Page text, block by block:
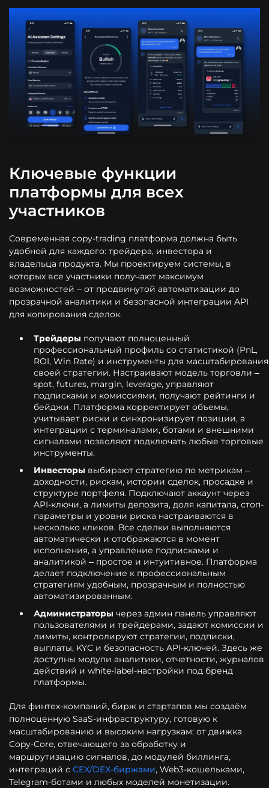
Ключевые функции
платформы для всех
участников
Современная copy-trading платформа должна быть
удобной для каждого: трейдера, инвестора и
владельца продукта. Мы проектируем системы, в
которых все участники получают максимум
возможностей – от продвинутой автоматизации до
прозрачной аналитики и безопасной интеграции API
для копирования сделок.
Трейдеры получают полноценный
профессиональный профиль со статистикой (PnL,
ROI, Win Rate) и инструменты для масштабирования
своей стратегии. Настраивают модель торговли –
spot, futures, margin, leverage, управляют
подписками и комиссиями, получают рейтинги и
бейджи. Платформа корректирует объемы,
учитывает риски и синхронизирует позиции, а
интеграции с терминалами, ботами и внешними
сигналами позволяют подключать любые торговые
инструменты.
Инвесторы выбирают стратегию по метрикам –
доходности, рискам, истории сделок, просадке и
структуре портфеля. Подключают аккаунт через
API-ключи, а лимиты депозита, доля капитала, стоп-
параметры и уровни риска настраиваются в
несколько кликов. Все сделки выполняются
автоматически и отображаются в момент
исполнения, а управление подписками и
аналитикой – простое и интуитивное. Платформа
делает подключение к профессиональным
стратегиям удобным, прозрачным и полностью
автоматизированным.
Администраторы через админ панель управляют
пользователями и трейдерами, задают комиссии и
лимиты, контролируют стратегии, подписки,
выплаты, KYC и безопасность API-ключей. Здесь же
доступны модули аналитики, отчетности, журналов
действий и white-label-настройки под бренд
платформы.
Для финтех-компаний, бирж и стартапов мы создаём
полноценную SaaS-инфраструктуру, готовую к
масштабированию и высоким нагрузкам: от движка
Copy-Core, отвечающего за обработку и
маршрутизацию сигналов, до модулей биллинга,
интеграций с CEX/DEX-биржами, Web3-кошельками,
Telegram-ботами и любых моделей монетизации.